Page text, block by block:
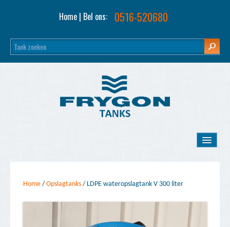
Home| Bel ons: 0516-520680
Home
Opslagtanks
Home / Opslagtanks / LDPE wateropslagtank V 300 liter